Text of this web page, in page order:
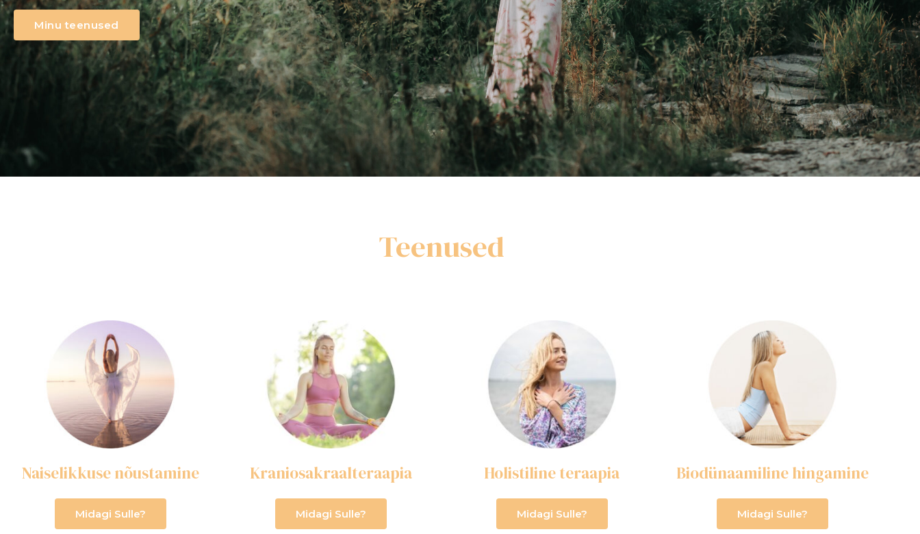
Minu teenused
Teenused
Naiselikkuse nõustamine
Midagi Sulle?
Kraniosakraalteraapia
Midagi Sulle?
Holistiline teraapia
Midagi Sulle?
Biodünaamiline hingamine
Midagi Sulle?